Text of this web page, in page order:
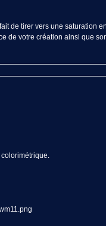
de tirer vers une saturation
de votre création ainsi que